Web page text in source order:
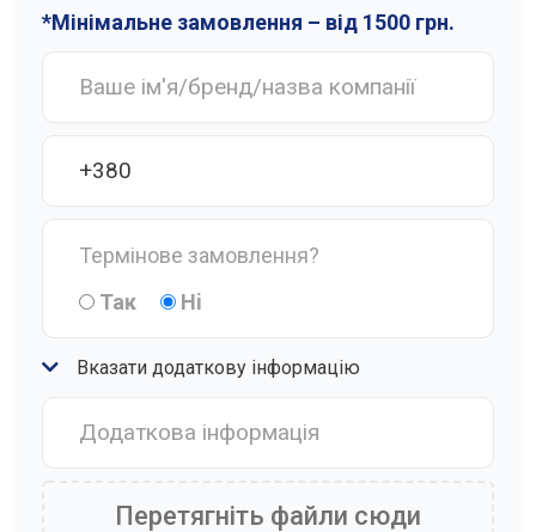
*Мінімальне замовлення – від 1500 грн.
Термінове замовлення?
Так
Нi
Вказати додаткову інформацію
Перетягніть файли сюди